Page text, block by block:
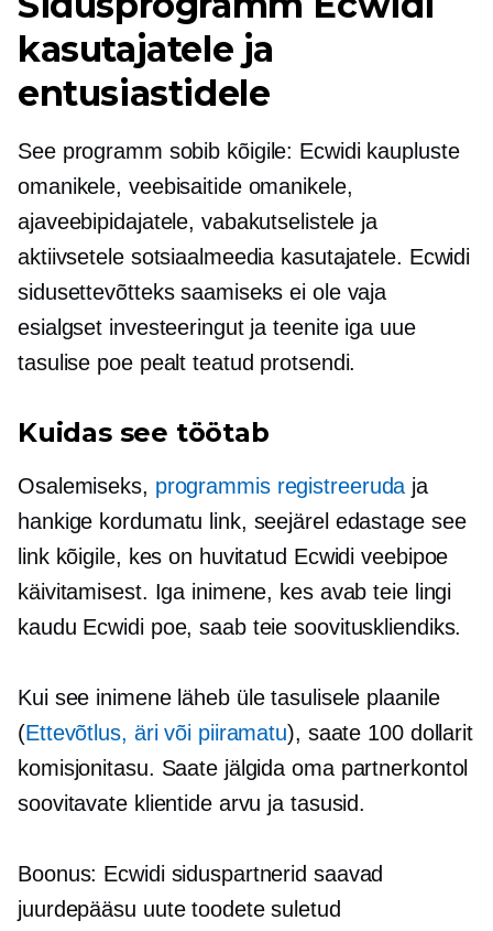
kasutajatele ja
entusiastidele
See programm sobib kõigile: Ecwidi kaupluste
omanikele, veebisaitide omanikele,
ajaveebipidajatele, vabakutselistele ja
aktiivsetele sotsiaalmeedia kasutajatele. Ecwidi
sidusettevõtteks saamiseks ei ole vaja
esialgset investeeringut ja teenite iga uue
tasulise poe pealt teatud protsendi.
Kuidas see töötab
Osalemiseks, programmis registreeruda ja
hankige kordumatu link, seejärel edastage see
link kõigile, kes on huvitatud Ecwidi veebipoe
käivitamisest. Iga inimene, kes avab teie lingi
kaudu Ecwidi poe, saab teie soovituskliendiks.
Kui see inimene läheb üle tasulisele plaanile
(Ettevõtlus, äri või piiramatu), saate 100 dollarit
komisjonitasu. Saate jälgida oma partnerkontol
soovitavate klientide arvu ja tasusid.
Boonus: Ecwidi siduspartnerid saavad
juurdepääsu uute toodete suletud